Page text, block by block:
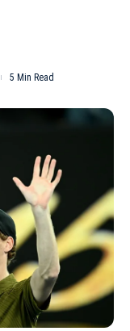
5 Min Read